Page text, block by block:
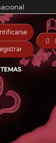

TEMAS